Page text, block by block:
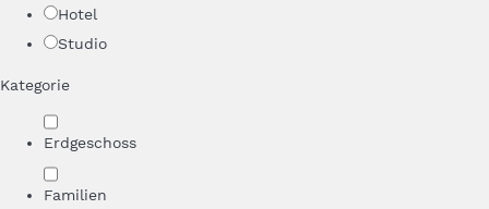
Hotel
Studio
Kategorie
Erdgeschoss
Familien